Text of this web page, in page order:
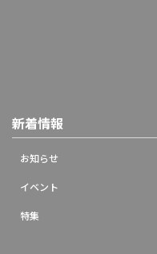
新着情報
お知らせ
イベント
特集